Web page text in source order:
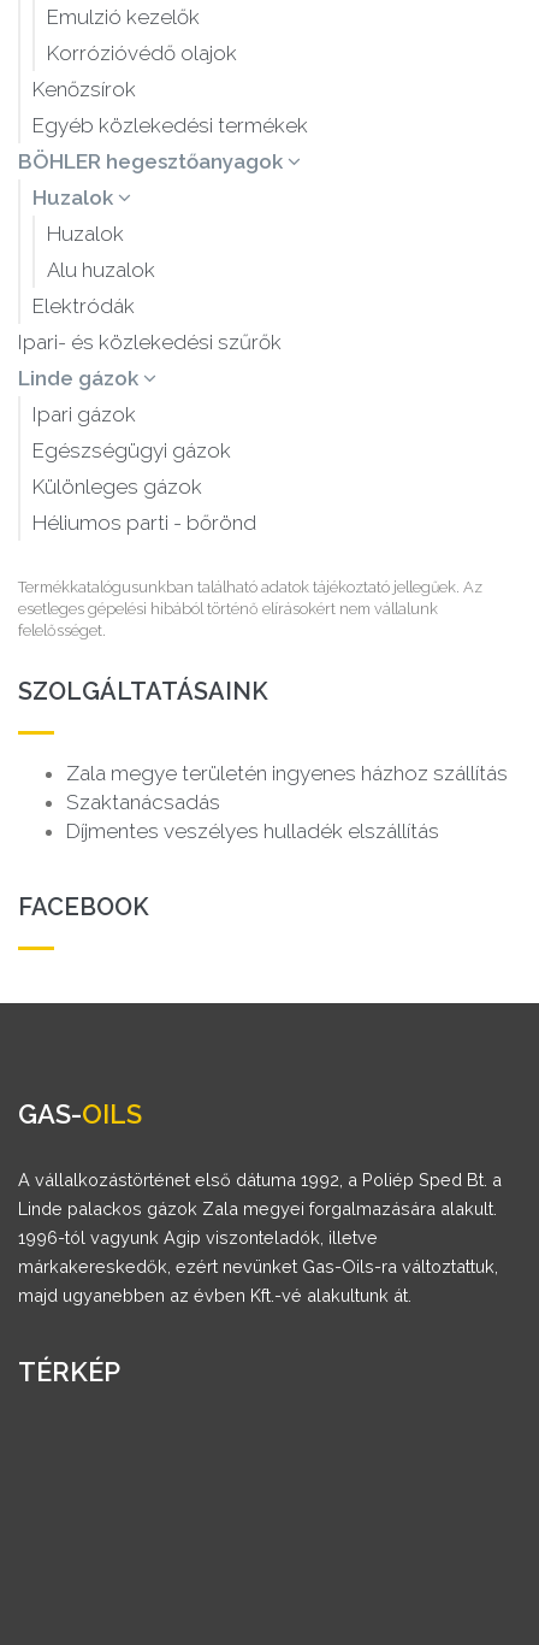
Emulzió kezelők
Korrózióvédő olajok
Kenőzsírok
Egyéb közlekedési termékek
BÖHLER hegesztőanyagok
Huzalok
Huzalok
Alu huzalok
Elektródák
Ipari- és közlekedési szűrők
Linde gázok
Ipari gázok
Egészségügyi gázok
Különleges gázok
Héliumos parti - bőrönd
Termékkatalógusunkban található adatok tájékoztató jellegűek. Az
esetleges gépelési hibából történő elírásokért nem vállalunk
felelősséget.
SZOLGÁLTATÁSAINK
Zala megye területén ingyenes házhoz szállítás
Szaktanácsadás
Díjmentes veszélyes hulladék elszállítás
FACEBOOK
GAS-OILS
A vállalkozástörténet első dátuma 1992, a Poliép Sped Bt. a
Linde palackos gázok Zala megyei forgalmazására alakult.
1996-tól vagyunk Agip viszonteladók, illetve
márkakereskedők, ezért nevünket Gas-Oils-ra változtattuk,
majd ugyanebben az évben Kft.-vé alakultunk át.
TÉRKÉP